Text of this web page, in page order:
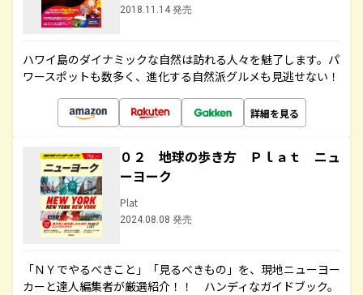
2018.11.14 発売
ハワイ島のダイナミックな自然は訪れる人々を魅了します。パ
ワースポットも数多く、進化する自然派グルメも見逃せない！
詳細を見る
０２ 地球の歩き方 Ｐｌａｔ ニュ
ーヨーク
Plat
2024.08.08 発売
「ＮＹでやるべきこと」「見るべきもの」を、現地ニューヨー
カーと達人編集者が厳選紹介！！ ハンディなガイドブック。